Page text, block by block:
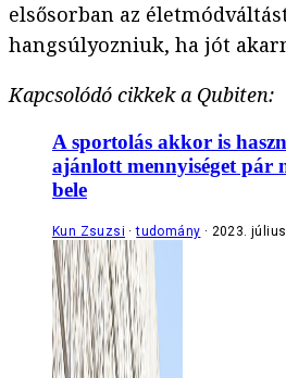
elsősorban az
hangsúlyozniuk, ha jót
Kapcsolódó cikkek a Qubiten:
A sportolás akkor is
ajánlott mennyiséget pár
bele
Kun Zsuzsi tudomány 2023. július